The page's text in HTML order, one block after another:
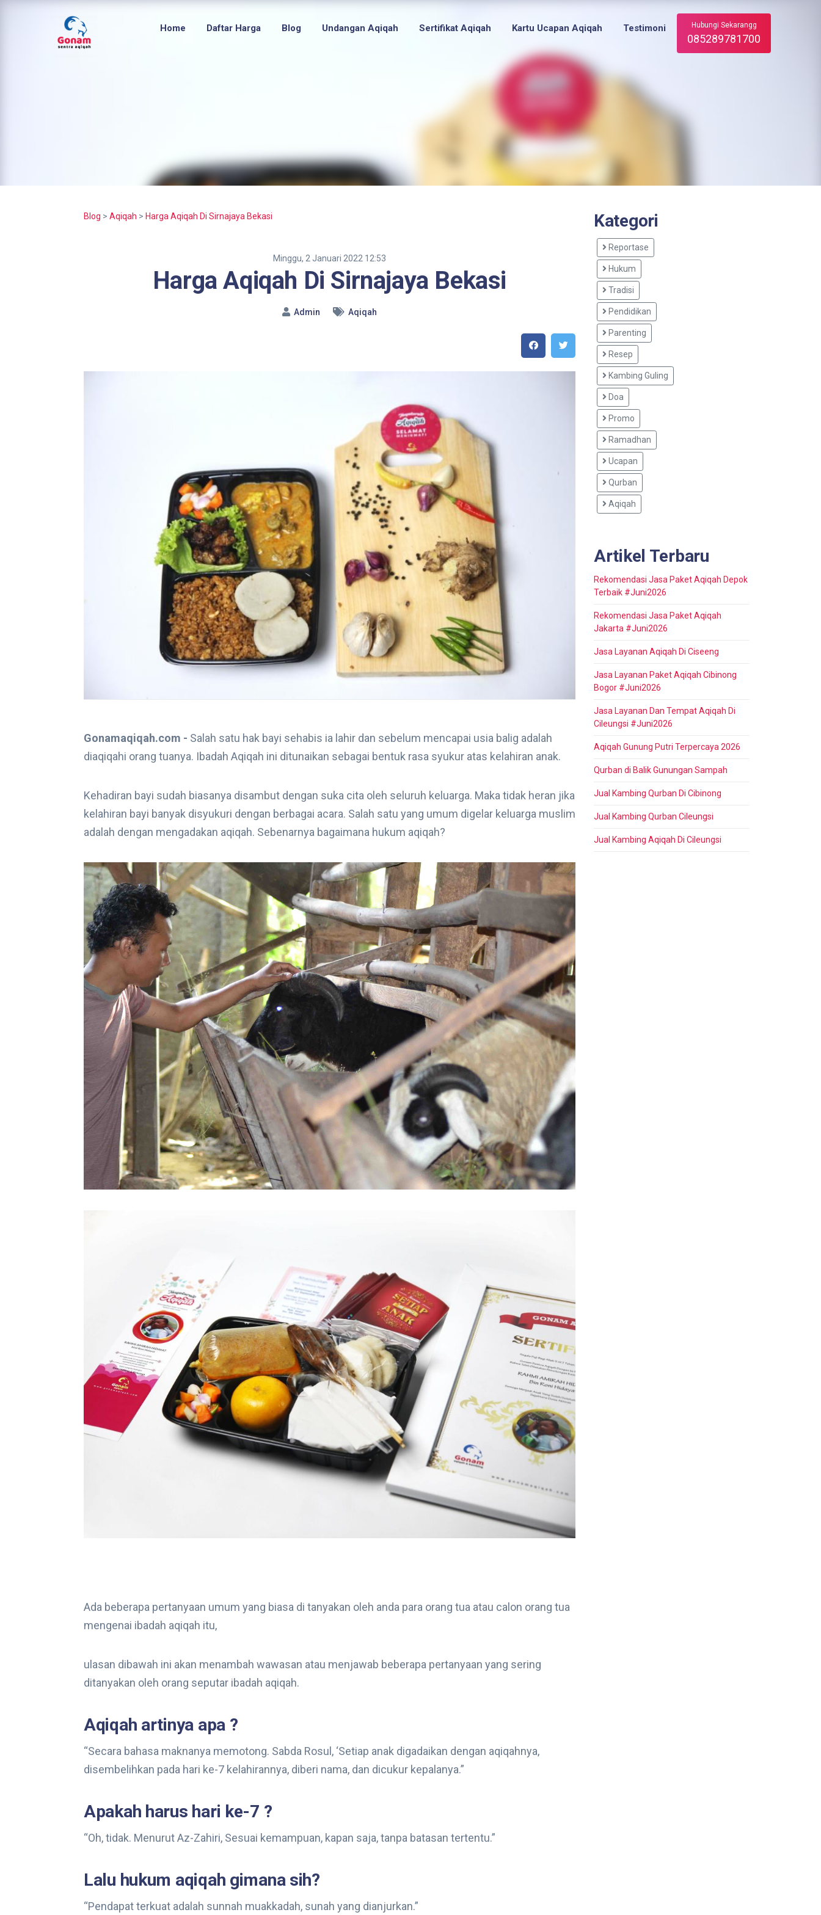
Home Daftar Harga Blog Undangan Aqiqah Sertifikat Aqiqah Kartu Ucapan Aqiqah Testimoni Hubungi Sekarangg
085289781700
Blog > Aqiqah > Harga Aqiqah Di Sirnajaya Bekasi
Minggu, 2 Januari 2022 12:53
Harga Aqiqah Di Sirnajaya Bekasi
Admin Aqiqah
Gonamaqiqah.com - Salah satu hak bayi sehabis ia lahir dan sebelum mencapai usia balig adalah
diaqiqahi orang tuanya. Ibadah Aqiqah ini ditunaikan sebagai bentuk rasa syukur atas kelahiran anak.
Kehadiran bayi sudah biasanya disambut dengan suka cita oleh seluruh keluarga. Maka tidak heran jika
kelahiran bayi banyak disyukuri dengan berbagai acara. Salah satu yang umum digelar keluarga muslim
adalah dengan mengadakan aqiqah. Sebenarnya bagaimana hukum aqiqah?
Ada beberapa pertanyaan umum yang biasa di tanyakan oleh anda para orang tua atau calon orang tua
mengenai ibadah aqiqah itu,
ulasan dibawah ini akan menambah wawasan atau menjawab beberapa pertanyaan yang sering
ditanyakan oleh orang seputar ibadah aqiqah.
Aqiqah artinya apa ?
“Secara bahasa maknanya memotong. Sabda Rosul, ‘Setiap anak digadaikan dengan aqiqahnya,
disembelihkan pada hari ke-7 kelahirannya, diberi nama, dan dicukur kepalanya.”
Apakah harus hari ke-7 ?
“Oh, tidak. Menurut Az-Zahiri, Sesuai kemampuan, kapan saja, tanpa batasan tertentu.”
Lalu hukum aqiqah gimana sih?
“Pendapat terkuat adalah sunnah muakkadah, sunah yang dianjurkan.”
Kategori
Reportase
Hukum
Tradisi
Pendidikan
Parenting
Resep
Kambing Guling
Doa
Promo
Ramadhan
Ucapan
Qurban
Aqiqah
Artikel Terbaru
Rekomendasi Jasa Paket Aqiqah Depok
Terbaik #Juni2026
Rekomendasi Jasa Paket Aqiqah
Jakarta #Juni2026
Jasa Layanan Aqiqah Di Ciseeng
Jasa Layanan Paket Aqiqah Cibinong
Bogor #Juni2026
Jasa Layanan Dan Tempat Aqiqah Di
Cileungsi #Juni2026
Aqiqah Gunung Putri Terpercaya 2026
Qurban di Balik Gunungan Sampah
Jual Kambing Qurban Di Cibinong
Jual Kambing Qurban Cileungsi
Jual Kambing Aqiqah Di Cileungsi